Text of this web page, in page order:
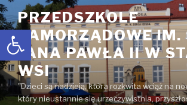
Open toolbar
Przejdź
do
treści
PRZEDSZKOLE
SAMORZĄDOWE IM.
JANA PAWŁA II W
WSI
"Dzieci są nadzieją, która rozkwita wciąż na
który nieustannie się urzeczywistnia,